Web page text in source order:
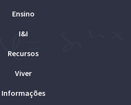
Ensino
I&I
Recursos
Viver
Informações